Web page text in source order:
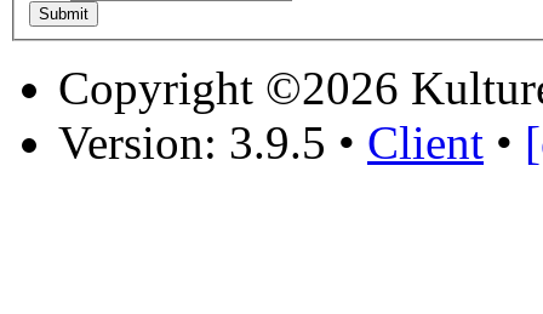
Copyright ©2026
Version: 3.9.5 • Client •